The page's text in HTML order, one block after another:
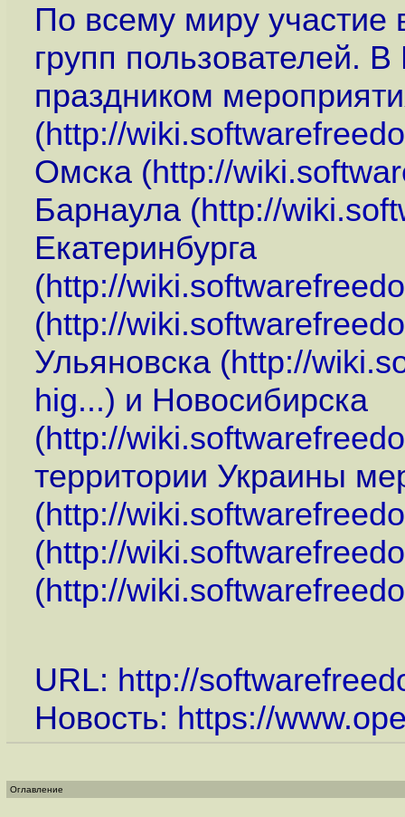
По всему миру участие
групп пользователей.
праздником
(http://
Омска (http://
Барнаула (http://
Екатеринбурга
(http://
(http://
Ульяновска (http://
hig...) и Новосибирска
(http://
территории Украины
(http://
(http://
(http://
URL: http://
Новость: https://
Оглавление